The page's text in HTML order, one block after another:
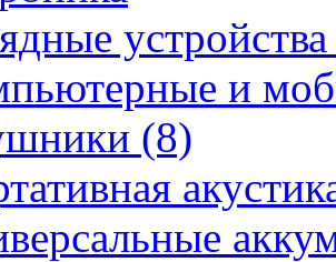
и
(8)